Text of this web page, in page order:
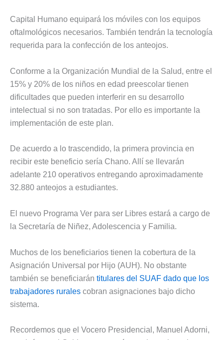
Capital Humano equipará los móviles con los equipos
oftalmológicos necesarios. También tendrán la tecnología
requerida para la confección de los anteojos.
Conforme a la Organización Mundial de la Salud, entre el
15% y 20% de los niños en edad preescolar tienen
dificultades que pueden interferir en su desarrollo
intelectual si no son tratadas. Por ello es importante la
implementación de este plan.
De acuerdo a lo trascendido, la primera provincia en
recibir este beneficio sería Chano. Allí se llevarán
adelante 210 operativos entregando aproximadamente
32.880 anteojos a estudiantes.
El nuevo Programa Ver para ser Libres estará a cargo de
la Secretaría de Niñez, Adolescencia y Familia.
Muchos de los beneficiarios tienen la cobertura de la
Asignación Universal por Hijo (AUH). No obstante
también se beneficiarán titulares del SUAF dado que los
trabajadores rurales cobran asignaciones bajo dicho
sistema.
Recordemos que el Vocero Presidencial, Manuel Adorni,